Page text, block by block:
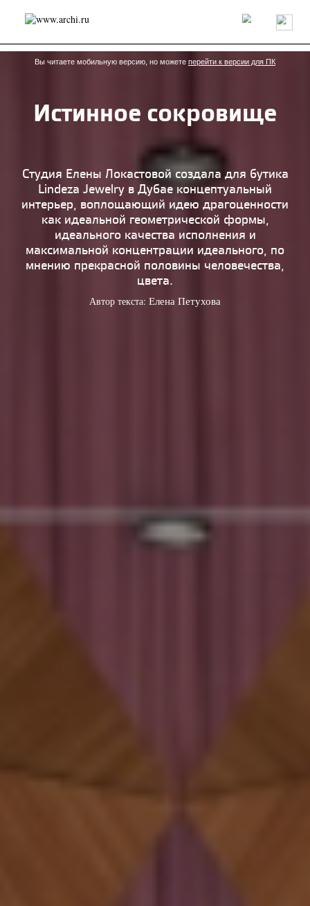
Россия Мир Технологии Интерьер Пресса
Архитекторы
Проекты
Конкурсы События Книги Вакансии
send.project Анонсы конкурсов
Блог
Исследование
Мнение
Результаты конкурса
Архитектура
Дизайн
Иностранцы в России
Интерьер
Книги
Наследие Образование
Урбанистика
Вы читаете мобильную версию, но можете перейти к версии для ПК
Истинное сокровище
Студия Елены Локастовой создала для бутика
Lindeza Jewelry в Дубае концептуальный
интерьер, воплощающий идею драгоценности
как идеальной геометрической формы,
идеального качества исполнения и
максимальной концентрации идеального, по
мнению прекрасной половины человечества,
цвета.
Автор текста: Елена Петухова